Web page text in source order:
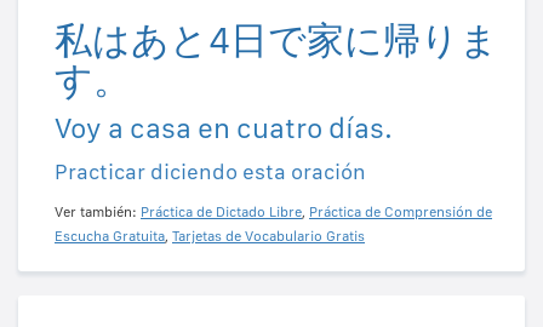
私はあと4日で家に帰りま
す。
Voy a casa en cuatro días.
Practicar diciendo esta oración
Ver también: Práctica de Dictado Libre, Práctica de Comprensión de
Escucha Gratuita, Tarjetas de Vocabulario Gratis